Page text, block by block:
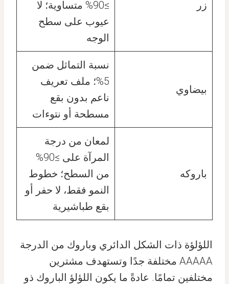
زر
≥90% متساوية؛ لا
عيوب على سطح
الوجه
بيضاوي
نسبة التماثل ضمن
5%؛ ملف تعريف
ناعم بدون بقع
مسطحة أو نتوءات
باروكه
لمعان من درجة
المرآة على ≥90%
من السطح؛ خطوط
النمو فقط، لا حفر أو
بقع طباشيرية
اللؤلؤة ذات الشكل الدائري وباروك من الدرجة
AAAAA مختلفة جدًا وتستهدف مشترين
مختلفين تمامًا. عادةً ما يكون اللؤلؤ الباروك ذو